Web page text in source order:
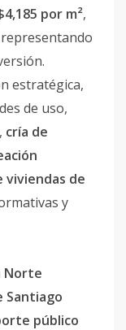
por m²,
estratégica,
de uso,
, cría de
viviendas de
y
Norte
Santiago
público